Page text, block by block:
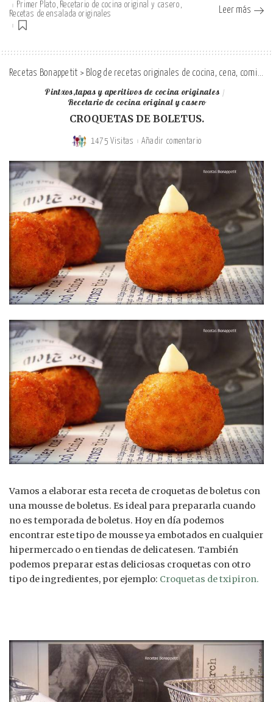
Primer Plato Recetario de cocina original y casero
Recetas de ensalada originales
Leer más
Recetas Bonappetit > Blog de recetas originales de cocina, cena, comida y desayuno
Pintxos,tapas y aperitivos de cocina originales
Recetario de cocina original y casero
CROQUETAS DE BOLETUS.
1475 Visitas Añadir comentario
Vamos a elaborar esta receta de croquetas de boletus con
una mousse de boletus. Es ideal para prepararla cuando
no es temporada de boletus. Hoy en día podemos
encontrar este tipo de mousse ya embotados en cualquier
hipermercado o en tiendas de delicatesen. También
podemos preparar estas deliciosas croquetas con otro
tipo de ingredientes, por ejemplo: Croquetas de txipiron.